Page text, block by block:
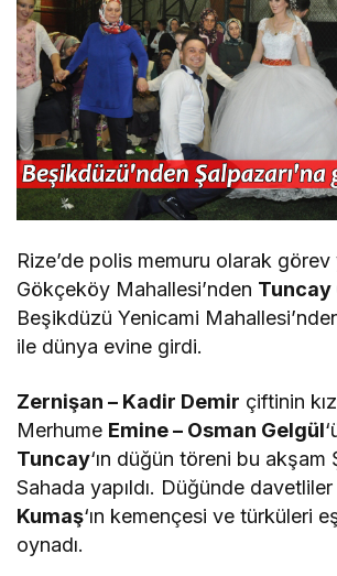
Rize’de polis memuru olarak görev
Gökçeköy Mahallesi’nden Tuncay
Beşikdüzü Yenicami
ile dünya evine girdi.
Zernişan – Kadir Demir çiftinin
Merhume Emine – Osman Gelgül
Tuncay‘ın düğün töreni bu akşam
Sahada yapıldı. Düğünde davetliler
Kumaş‘ın kemençesi ve türküleri
oynadı.